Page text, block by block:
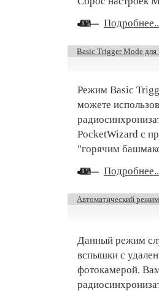
Basic Trigger Mode
Режим Basic
можете
PocketWizard с
"горячим
Автоматический
Данный режим
вспышки с
фотокамерой.